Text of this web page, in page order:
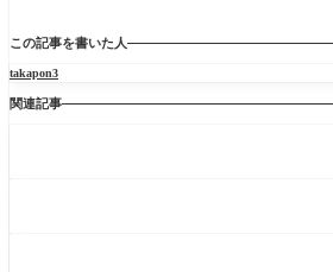
この記事を書いた人
takapon3
関連記事